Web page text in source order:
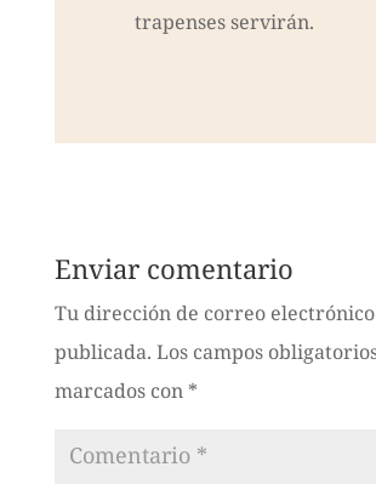
trapenses servirán.
Enviar comentario
Tu dirección de correo
publicada. Los campos
marcados con *